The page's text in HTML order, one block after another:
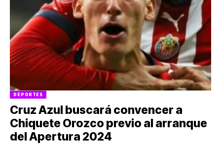
DEPORTES
Cruz Azul buscará convencer a
Chiquete Orozco previo al arranque
del Apertura 2024